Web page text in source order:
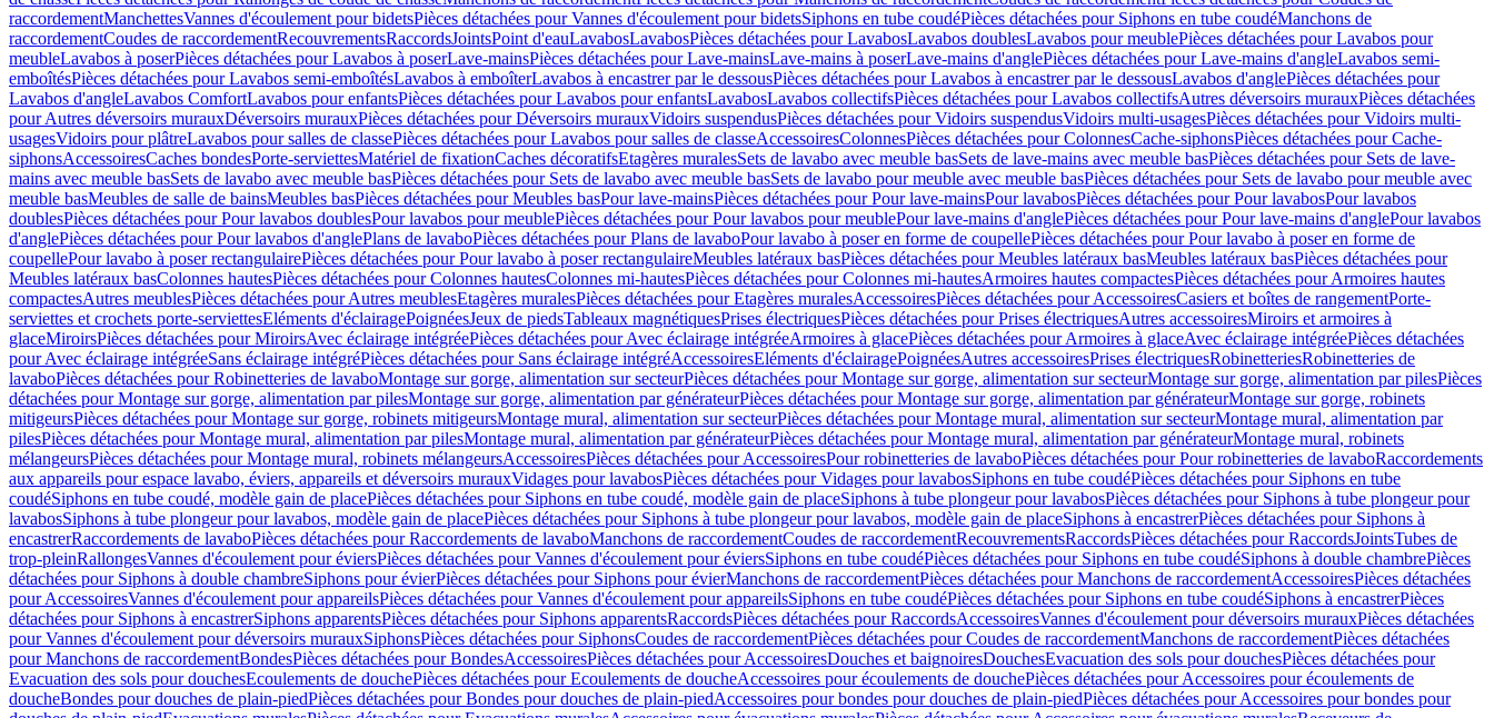
raccordementManchettesVannes d'écoulement pour bidetsPièces détachées pour Vannes d'écoulement pour bidetsSiphons en tube coudéPièces détachées pour Siphons en tube coudéManchons de
raccordementCoudes de raccordementRecouvrementsRaccordsJointsPoint d'eauLavabosLavabosPièces détachées pour LavabosLavabos doublesLavabos pour meublePièces détachées pour Lavabos pour
meubleLavabos à poserPièces détachées pour Lavabos à poserLave-mainsPièces détachées pour Lave-mainsLave-mains à poserLave-mains d'anglePièces détachées pour Lave-mains d'angleLavabos semi-
emboîtésPièces détachées pour Lavabos semi-emboîtésLavabos à emboîterLavabos à encastrer par le dessousPièces détachées pour Lavabos à encastrer par le dessousLavabos d'anglePièces détachées pour
Lavabos d'angleLavabos ComfortLavabos pour enfantsPièces détachées pour Lavabos pour enfantsLavabosLavabos collectifsPièces détachées pour Lavabos collectifsAutres déversoirs murauxPièces détachées
pour Autres déversoirs murauxDéversoirs murauxPièces détachées pour Déversoirs murauxVidoirs suspendusPièces détachées pour Vidoirs suspendusVidoirs multi-usagesPièces détachées pour Vidoirs multi-
usagesVidoirs pour plâtreLavabos pour salles de classePièces détachées pour Lavabos pour salles de classeAccessoiresColonnesPièces détachées pour ColonnesCache-siphonsPièces détachées pour Cache-
siphonsAccessoiresCaches bondesPorte-serviettesMatériel de fixationCaches décoratifsEtagères muralesSets de lavabo avec meuble basSets de lave-mains avec meuble basPièces détachées pour Sets de lave-
mains avec meuble basSets de lavabo avec meuble basPièces détachées pour Sets de lavabo avec meuble basSets de lavabo pour meuble avec meuble basPièces détachées pour Sets de lavabo pour meuble avec
meuble basMeubles de salle de bainsMeubles basPièces détachées pour Meubles basPour lave-mainsPièces détachées pour Pour lave-mainsPour lavabosPièces détachées pour Pour lavabosPour lavabos
doublesPièces détachées pour Pour lavabos doublesPour lavabos pour meublePièces détachées pour Pour lavabos pour meublePour lave-mains d'anglePièces détachées pour Pour lave-mains d'anglePour lavabos
d'anglePièces détachées pour Pour lavabos d'anglePlans de lavaboPièces détachées pour Plans de lavaboPour lavabo à poser en forme de coupellePièces détachées pour Pour lavabo à poser en forme de
coupellePour lavabo à poser rectangulairePièces détachées pour Pour lavabo à poser rectangulaireMeubles latéraux basPièces détachées pour Meubles latéraux basMeubles latéraux basPièces détachées pour
Meubles latéraux basColonnes hautesPièces détachées pour Colonnes hautesColonnes mi-hautesPièces détachées pour Colonnes mi-hautesArmoires hautes compactesPièces détachées pour Armoires hautes
compactesAutres meublesPièces détachées pour Autres meublesEtagères muralesPièces détachées pour Etagères muralesAccessoiresPièces détachées pour AccessoiresCasiers et boîtes de rangementPorte-
serviettes et crochets porte-serviettesEléments d'éclairagePoignéesJeux de piedsTableaux magnétiquesPrises électriquesPièces détachées pour Prises électriquesAutres accessoiresMiroirs et armoires à
glaceMiroirsPièces détachées pour MiroirsAvec éclairage intégréePièces détachées pour Avec éclairage intégréeArmoires à glacePièces détachées pour Armoires à glaceAvec éclairage intégréePièces détachées
pour Avec éclairage intégréeSans éclairage intégréPièces détachées pour Sans éclairage intégréAccessoiresEléments d'éclairagePoignéesAutres accessoiresPrises électriquesRobinetteriesRobinetteries de
lavaboPièces détachées pour Robinetteries de lavaboMontage sur gorge, alimentation sur secteurPièces détachées pour Montage sur gorge, alimentation sur secteurMontage sur gorge, alimentation par pilesPièces
détachées pour Montage sur gorge, alimentation par pilesMontage sur gorge, alimentation par générateurPièces détachées pour Montage sur gorge, alimentation par générateurMontage sur gorge, robinets
mitigeursPièces détachées pour Montage sur gorge, robinets mitigeursMontage mural, alimentation sur secteurPièces détachées pour Montage mural, alimentation sur secteurMontage mural, alimentation par
pilesPièces détachées pour Montage mural, alimentation par pilesMontage mural, alimentation par générateurPièces détachées pour Montage mural, alimentation par générateurMontage mural, robinets
mélangeursPièces détachées pour Montage mural, robinets mélangeursAccessoiresPièces détachées pour AccessoiresPour robinetteries de lavaboPièces détachées pour Pour robinetteries de lavaboRaccordements
aux appareils pour espace lavabo, éviers, appareils et déversoirs murauxVidages pour lavabosPièces détachées pour Vidages pour lavabosSiphons en tube coudéPièces détachées pour Siphons en tube
coudéSiphons en tube coudé, modèle gain de placePièces détachées pour Siphons en tube coudé, modèle gain de placeSiphons à tube plongeur pour lavabosPièces détachées pour Siphons à tube plongeur pour
lavabosSiphons à tube plongeur pour lavabos, modèle gain de placePièces détachées pour Siphons à tube plongeur pour lavabos, modèle gain de placeSiphons à encastrerPièces détachées pour Siphons à
encastrerRaccordements de lavaboPièces détachées pour Raccordements de lavaboManchons de raccordementCoudes de raccordementRecouvrementsRaccordsPièces détachées pour RaccordsJointsTubes de
trop-pleinRallongesVannes d'écoulement pour éviersPièces détachées pour Vannes d'écoulement pour éviersSiphons en tube coudéPièces détachées pour Siphons en tube coudéSiphons à double chambrePièces
détachées pour Siphons à double chambreSiphons pour évierPièces détachées pour Siphons pour évierManchons de raccordementPièces détachées pour Manchons de raccordementAccessoiresPièces détachées
pour AccessoiresVannes d'écoulement pour appareilsPièces détachées pour Vannes d'écoulement pour appareilsSiphons en tube coudéPièces détachées pour Siphons en tube coudéSiphons à encastrerPièces
détachées pour Siphons à encastrerSiphons apparentsPièces détachées pour Siphons apparentsRaccordsPièces détachées pour RaccordsAccessoiresVannes d'écoulement pour déversoirs murauxPièces détachées
pour Vannes d'écoulement pour déversoirs murauxSiphonsPièces détachées pour SiphonsCoudes de raccordementPièces détachées pour Coudes de raccordementManchons de raccordementPièces détachées
pour Manchons de raccordementBondesPièces détachées pour BondesAccessoiresPièces détachées pour AccessoiresDouches et baignoiresDouchesEvacuation des sols pour douchesPièces détachées pour
Evacuation des sols pour douchesEcoulements de douchePièces détachées pour Ecoulements de doucheAccessoires pour écoulements de douchePièces détachées pour Accessoires pour écoulements de
doucheBondes pour douches de plain-piedPièces détachées pour Bondes pour douches de plain-piedAccessoires pour bondes pour douches de plain-piedPièces détachées pour Accessoires pour bondes pour